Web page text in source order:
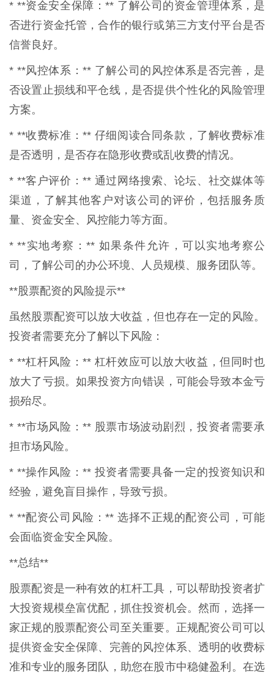
* **资金安全保障：** 了解公司的资金管理体系，是
否进行资金托管，合作的银行或第三方支付平台是否
信誉良好。
* **风控体系：** 了解公司的风控体系是否完善，是
否设置止损线和平仓线，是否提供个性化的风险管理
方案。
* **收费标准：** 仔细阅读合同条款，了解收费标准
是否透明，是否存在隐形收费或乱收费的情况。
* **客户评价：** 通过网络搜索、论坛、社交媒体等
渠道，了解其他客户对该公司的评价，包括服务质
量、资金安全、风控能力等方面。
* **实地考察：** 如果条件允许，可以实地考察公
司，了解公司的办公环境、人员规模、服务团队等。
**股票配资的风险提示**
虽然股票配资可以放大收益，但也存在一定的风险。
投资者需要充分了解以下风险：
* **杠杆风险：** 杠杆效应可以放大收益，但同时也
放大了亏损。如果投资方向错误，可能会导致本金亏
损殆尽。
* **市场风险：** 股票市场波动剧烈，投资者需要承
担市场风险。
* **操作风险：** 投资者需要具备一定的投资知识和
经验，避免盲目操作，导致亏损。
* **配资公司风险：** 选择不正规的配资公司，可能
会面临资金安全风险。
**总结**
股票配资是一种有效的杠杆工具，可以帮助投资者扩
大投资规模垒富优配，抓住投资机会。然而，选择一
家正规的股票配资公司至关重要。正规配资公司可以
提供资金安全保障、完善的风控体系、透明的收费标
准和专业的服务团队，助您在股市中稳健盈利。在选